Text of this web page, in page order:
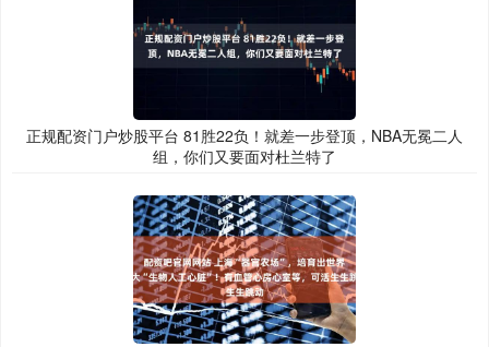
正规配资门户炒股平台 81胜22负！就差一步登顶，NBA无冕二人
组，你们又要面对杜兰特了